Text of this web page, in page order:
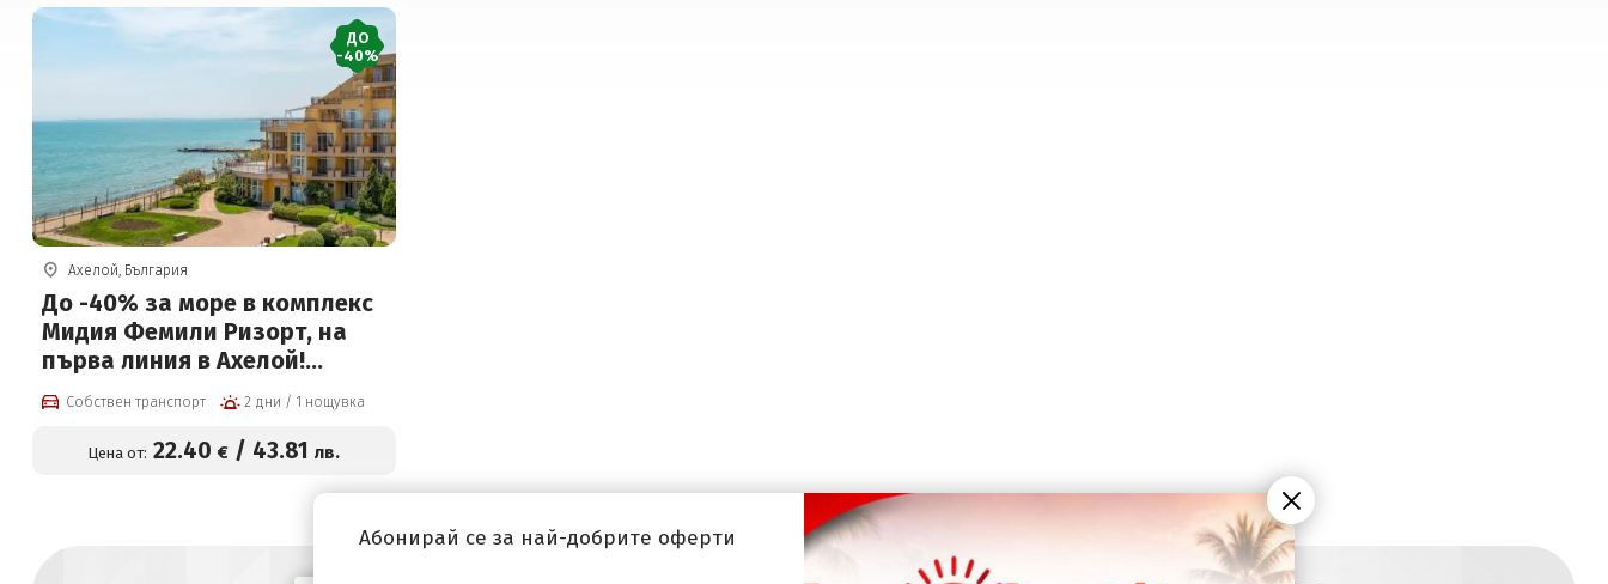
ДО
-40%
Ахелой, България
До -40% за море в комплекс
Мидия Фемили Ризорт, на
първа линия в Ахелой!
Нощувка със закуска или на
All inclusive + басейни, водни
пързалки и Безплатно за
Собствен транспорт 2 дни / 1 нощувка
Цена от: 22.40 € / 43.81 лв.
Абонирай се за най-добрите оферти